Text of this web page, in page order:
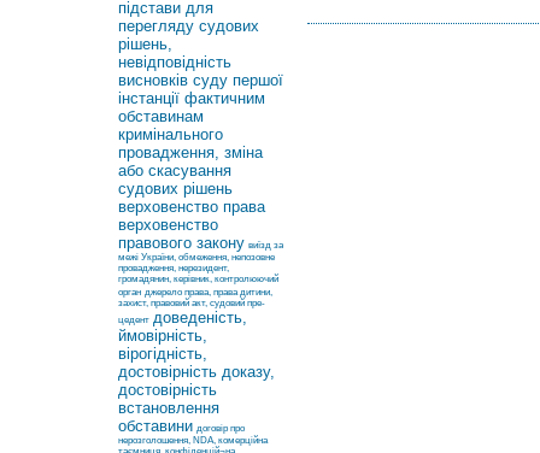
підстави для
перегляду судових
рішень,
невідповідність
висновків суду першої
інстанції фактичним
обставинам
кримінального
провадження, зміна
або скасування
судових рішень
верховенство права
верховенство
правового закону виїзд за
межі України, обмеження, непозовне
провадження, нерезидент,
громадянин, керівник, контролюючий
орган джерело права, права дитини,
захист, правовий акт, судовий пре-
цедент доведеність,
ймовірність,
вірогідність,
достовірність доказу,
достовірність
встановлення
обставини договір про
нерозголошення, NDA, комерційна